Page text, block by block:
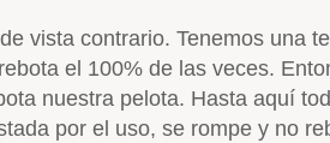
vista contrario. Tenemos una
el 100% de las veces.
nuestra pelota. Hasta aquí
por el uso, se rompe y no